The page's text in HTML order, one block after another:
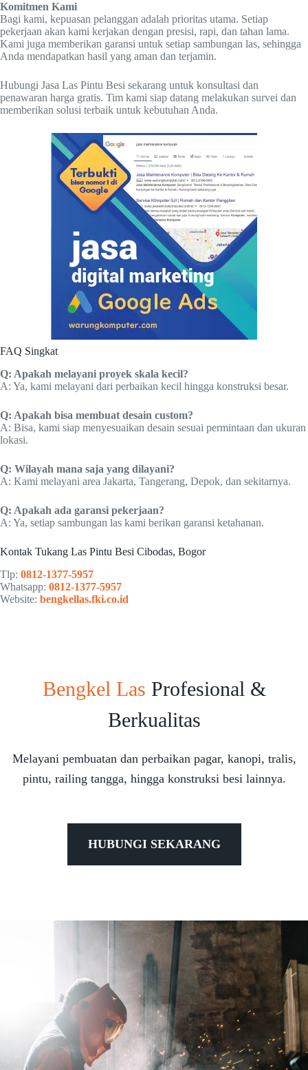
Komitmen Kami
Bagi kami, kepuasan pelanggan adalah prioritas utama. Setiap
pekerjaan akan kami kerjakan dengan presisi, rapi, dan tahan lama.
Kami juga memberikan garansi untuk setiap sambungan las, sehingga
Anda mendapatkan hasil yang aman dan terjamin.
Hubungi Jasa Las Pintu Besi sekarang untuk konsultasi dan
penawaran harga gratis. Tim kami siap datang melakukan survei dan
memberikan solusi terbaik untuk kebutuhan Anda.
FAQ Singkat
Q: Apakah melayani proyek skala kecil?
A: Ya, kami melayani dari perbaikan kecil hingga konstruksi besar.
Q: Apakah bisa membuat desain custom?
A: Bisa, kami siap menyesuaikan desain sesuai permintaan dan ukuran
lokasi.
Q: Wilayah mana saja yang dilayani?
A: Kami melayani area Jakarta, Tangerang, Depok, dan sekitarnya.
Q: Apakah ada garansi pekerjaan?
A: Ya, setiap sambungan las kami berikan garansi ketahanan.
Kontak Tukang Las Pintu Besi Cibodas, Bogor
Tlp: 0812-1377-5957
Whatsapp: 0812-1377-5957
Website: bengkellas.fki.co.id
Bengkel Las Profesional &
Berkualitas
Melayani pembuatan dan perbaikan pagar, kanopi, tralis,
pintu, railing tangga, hingga konstruksi besi lainnya.
HUBUNGI SEKARANG